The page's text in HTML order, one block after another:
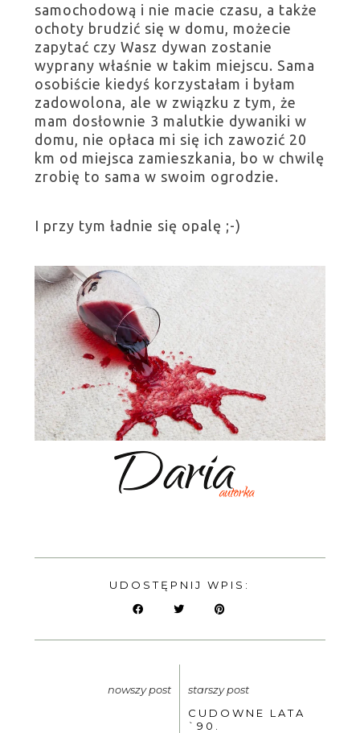
samochodową i nie macie czasu, a także
ochoty brudzić się w domu, możecie
zapytać czy Wasz dywan zostanie
wyprany właśnie w takim miejscu. Sama
osobiście kiedyś korzystałam i byłam
zadowolona, ale w związku z tym, że
mam dosłownie 3 malutkie dywaniki w
domu, nie opłaca mi się ich zawozić 20
km od miejsca zamieszkania, bo w chwilę
zrobię to sama w swoim ogrodzie.
I przy tym ładnie się opalę ;-)
UDOSTĘPNIJ WPIS:
nowszy post
starszy post
CUDOWNE LATA
`90.